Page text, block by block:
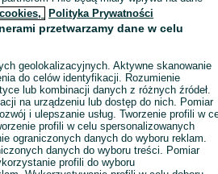
Wyświetlenia:
Kup
Polityka Prywatności
przetwarzamy dane w celu
geolokalizacyjnych. Aktywne skanowanie
do celów identyfikacji. Rozumienie
lub kombinacji danych z różnych źródeł.
na urządzeniu lub dostęp do nich. Pomiar
i ulepszanie usług. Tworzenie profili w
profili w celu spersonalizowanych
ograniczonych danych do wyboru reklam.
danych do wyboru treści. Pomiar
profili do wyboru